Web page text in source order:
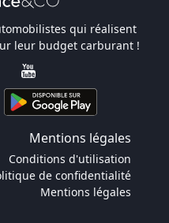
qui réalisent
leur budget carburant !
Mentions légales
Conditions d'utilisation
de confidentialité
Mentions légales